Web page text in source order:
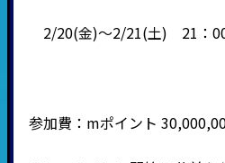
2/20(金)～2/21(土) 21：
参加費：mポイント